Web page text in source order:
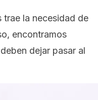
trae la necesidad de
encontramos
dejar pasar al